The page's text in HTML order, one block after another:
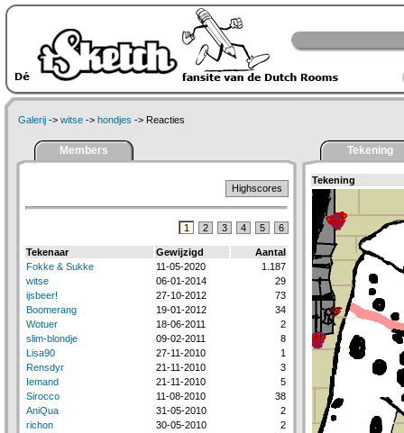
Galerij -> witse -> hondjes -> Reacties
Members
Highscores
1 2 3 4 5 6
Tekenaar Gewijzigd
Aantal
Fokke & Sukke
11-05-2020
1.187
witse
06-01-2014
29
ijsbeer!
27-10-2012
73
Boomerang
19-01-2012
34
Wotuer
18-06-2011
2
slim-blondje
09-02-2011
8
Lisa90
27-11-2010
1
Rensdyr
21-11-2010
3
Iemand
21-11-2010
5
Sirocco
11-08-2010
38
AniQua
31-05-2010
2
richon
30-05-2010
2
Tekening
Tekening